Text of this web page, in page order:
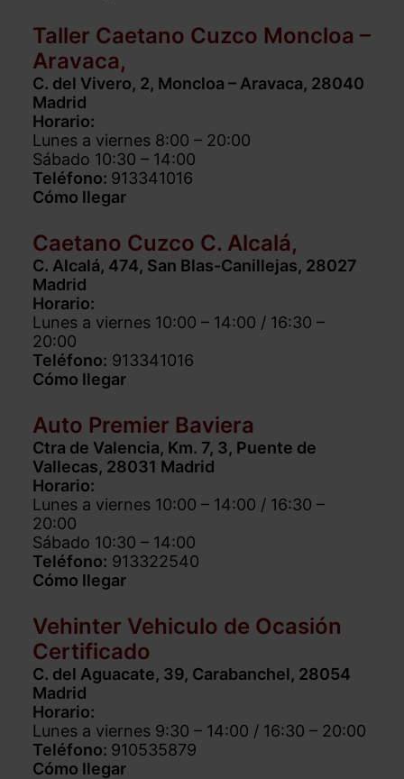
Taller Caetano Cuzco Moncloa –
Aravaca,
C. del Vivero, 2, Moncloa – Aravaca, 28040
Madrid
Horario:
Lunes a viernes 8:00 – 20:00
Sábado 10:30 – 14:00
Teléfono: 913341016
Cómo llegar
Caetano Cuzco C. Alcalá,
C. Alcalá, 474, San Blas-Canillejas, 28027
Madrid
Horario:
Lunes a viernes 10:00 – 14:00 / 16:30 –
20:00
Teléfono: 913341016
Cómo llegar
Auto Premier Baviera
Ctra de Valencia, Km. 7, 3, Puente de
Vallecas, 28031 Madrid
Horario:
Lunes a viernes 10:00 – 14:00 / 16:30 –
20:00
Sábado 10:30 – 14:00
Teléfono: 913322540
Cómo llegar
Vehinter Vehiculo de Ocasión
Certificado
C. del Aguacate, 39, Carabanchel, 28054
Madrid
Horario:
Lunes a viernes 9:30 – 14:00 / 16:30 – 20:00
Teléfono: 910535879
Cómo llegar